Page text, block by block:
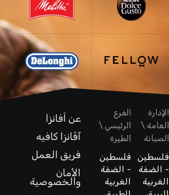
الإدارة
العامة \
الصيانة
فلسطين
- الضفة
الغربية
الفرع
الرئيسي \
الطيرة
فلسطين
- الضفة
الغربية
عن اَفانزا
آڤانزا كافيه
فريق العمل
الأمان
والخصوصية